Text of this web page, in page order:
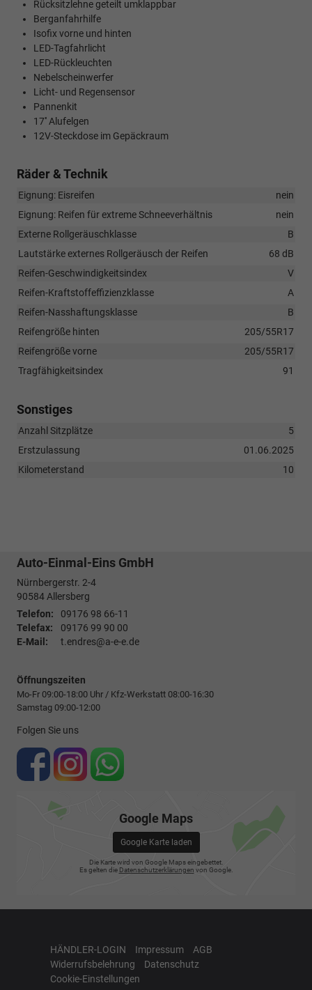
Rücksitzlehne geteilt umklappbar
Berganfahrhilfe
Isofix vorne und hinten
LED-Tagfahrlicht
LED-Rückleuchten
Nebelscheinwerfer
Licht- und Regensensor
Pannenkit
17'' Alufelgen
12V-Steckdose im Gepäckraum
Räder & Technik
Eignung: Eisreifen
nein
Eignung: Reifen für extreme Schneeverhältnis
nein
Externe Rollgeräuschklasse
B
Lautstärke externes Rollgeräusch der Reifen
68 dB
Reifen-Geschwindigkeitsindex
V
Reifen-Kraftstoffeffizienzklasse
A
Reifen-Nasshaftungsklasse
B
Reifengröße hinten
205/55R17
Reifengröße vorne
205/55R17
Tragfähigkeitsindex
91
Sonstiges
Anzahl Sitzplätze
5
Erstzulassung
01.06.2025
Kilometerstand
10
Auto-Einmal-Eins GmbH
Nürnbergerstr. 2-4
90584Allersberg
Telefon:
09176 98 66-11
Telefax:
09176 99 90 00
E-Mail:
t.endres@a-e-e.de
Öffnungszeiten
Mo-Fr 09:00-18:00 Uhr / Kfz-Werkstatt 08:00-16:30
Samstag 09:00-12:00
Folgen Sie uns
Google Maps
Google Karte laden
Die Karte wird von Google Maps eingebettet.
Es gelten die Datenschutzerklärungen von Google.
HÄNDLER-LOGIN Impressum
AGB
Widerrufsbelehrung
Datenschutz
Cookie-Einstellungen